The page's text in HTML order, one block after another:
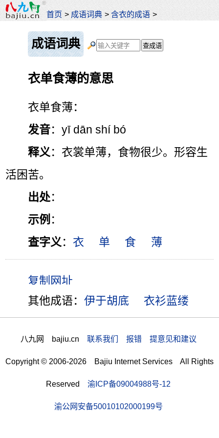
首页 > 成语词典 >含衣的成语 >
成语词典
衣单食薄的意思
衣单食薄：
发音：yī dān shí bó
释义 ：衣裳单薄，食物很少。形容生
活困苦。
出处：
示例 ：
查字义 ： 衣 单 食 薄
其他成语：伊于胡底 衣衫蓝缕
八九网 bajiu.cn 联系我们 报错 提意见和建议
Copyright © 2006-2026 Bajiu Internet Services All Rights
Reserved 渝ICP备09004988号-12
渝公网安备50010102000199号